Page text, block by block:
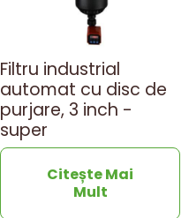
Filtru industrial
automat cu disc de
purjare, 3 inch -
super
Citește Mai
Mult